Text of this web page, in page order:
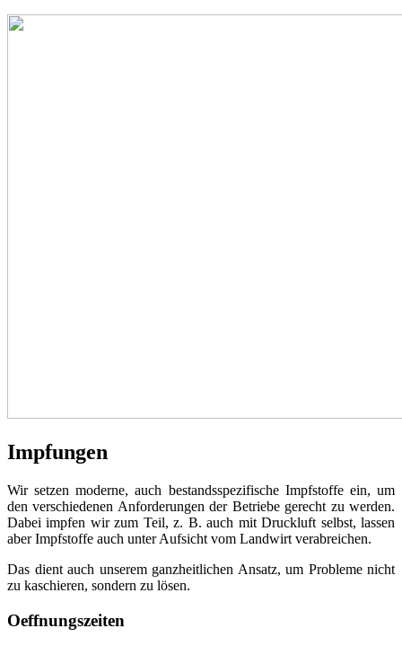
Impfungen
Wir setzen moderne, auch bestandsspezifische Impfstoffe ein, um
den verschiedenen Anforderungen der Betriebe gerecht zu werden.
Dabei impfen wir zum Teil, z. B. auch mit Druckluft selbst, lassen
aber Impfstoffe auch unter Aufsicht vom Landwirt verabreichen.
Das dient auch unserem ganzheitlichen Ansatz, um Probleme nicht
zu kaschieren, sondern zu lösen.
Oeffnungszeiten